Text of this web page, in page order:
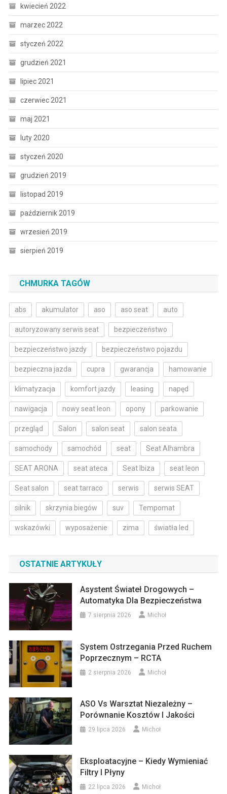
kwiecień 2022
marzec 2022
styczeń 2022
grudzień 2021
lipiec 2021
czerwiec 2021
maj 2021
luty 2020
styczeń 2020
grudzień 2019
listopad 2019
październik 2019
wrzesień 2019
sierpień 2019
CHMURKA TAGÓW
abs akumulator aso aso seat auto
autoryzowany serwis seat bezpieczeństwo
bezpieczeństwo jazdy bezpieczeństwo pojazdu
bezpieczna jazda cupra gwarancja hamowanie
klimatyzacja komfort jazdy leasing napęd
nawigacja nowy seat leon opony parkowanie
przegląd Salon salon seat salon seata
samochody samochód seat Seat Alhambra
SEAT ARONA seat ateca Seat Ibiza seat leon
Seat salon seat tarraco serwis serwis SEAT
silnik skrzynia biegów suv Tempomat
wskazówki wyposażenie zima światła led
OSTATNIE ARTYKUŁY
Asystent Świateł Drogowych –
Automatyka Dla Bezpieczeństwa
7 sierpnia 2026 Michoł
System Ostrzegania Przed Ruchem
Poprzecznym – RCTA
2 sierpnia 2026 Michoł
ASO Vs Warsztat Niezależny –
Porównanie Kosztów I Jakości
29 lipca 2026 Michoł
Eksploatacyjne – Kiedy Wymieniać
Filtry I Płyny
22 lipca 2026 Michoł